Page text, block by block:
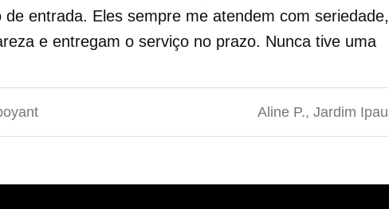
de entrada. Eles sempre me atendem com seriedade,
e entregam o serviço no prazo. Nunca tive uma
Aline P., Jardim